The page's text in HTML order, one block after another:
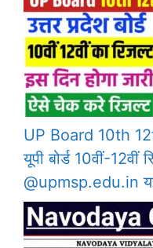
UP Board 10th
यूपी बोर्ड 10वीं-12वीं
@upmsp.edu.in